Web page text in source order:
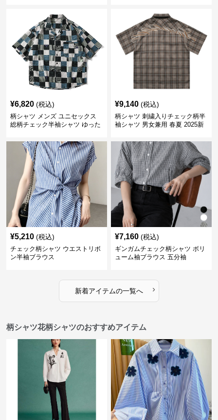
¥6,820 (税込)
柄シャツ メンズ ユニセックス
総柄チェック半袖シャツ ゆった
¥9,140 (税込)
柄シャツ 刺繍入りチェック柄半
袖シャツ 男女兼用 春夏 2025新
¥5,210 (税込)
チェック柄シャツ ウエストリボ
ン半袖ブラウス
¥7,160 (税込)
ギンガムチェック柄シャツ ボリ
ューム袖ブラウス 五分袖
新着アイテムの一覧へ ›
柄シャツ花柄シャツのおすすめアイテム